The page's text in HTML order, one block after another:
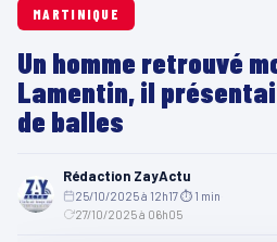
MARTINIQUE
Un homme retrouvé
Lamentin, il
de balles
Rédaction ZayActu
25/10/2025 à 12h17⏱ 1 min
27/10/2025 à 06h05